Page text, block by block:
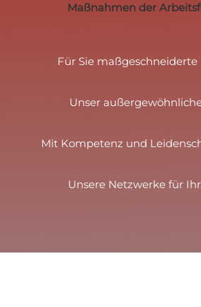
Maßnahmen der
Für Sie
Unser
Mit Kompetenz und
Unsere Netzwerke für